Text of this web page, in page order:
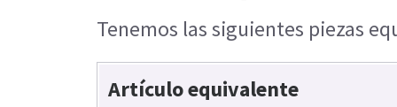
Tenemos las siguientes piezas
Artículo equivalente